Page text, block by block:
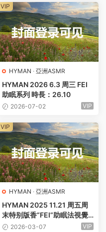
HYMAN · 亞洲ASMR
HYMAN 2026 6.3 周三 FEI
助眠系列 時長：26.10
2026-07-02 VIP
VIP
HYMAN · 亞洲ASMR
HYMAN 2025 11.21 周五周
末特别版香“FEI”助眠法視覺
聽覺雙享受
2026-03-07 VIP
VIP